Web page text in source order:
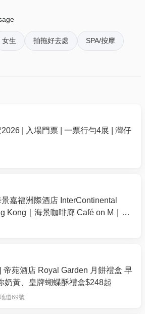
我們將為您提供迎賓飲品。 完成
程方式，來一杯熱茶、芝士蛋
神煥發，並為一天的剩餘時間做
約):
鐘 (原價$1,464/2位)
鐘 (原價$1,164/2位)
鐘 (原價 $1,164/2位)
女生 拍拖好去處 SPA/按摩
| 入場門票 | 一票行勻4展 | 灣仔
景嘉福洲際酒店 InterContinental
Kong｜海景咖啡廊 Café on M｜
晚餐
帝苑酒店 Royal Garden 月餅禮盒 早
奶黃、皇牌蝴蝶酥禮盒$248起
道69號